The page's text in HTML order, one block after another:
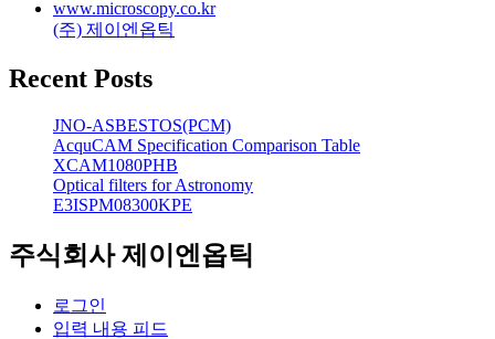
www.microscopy.co.kr
(주) 제이엔옵틱
Recent Posts
JNO-ASBESTOS(PCM)
AcquCAM Specification Comparison Table
XCAM1080PHB
Optical filters for Astronomy
E3ISPM08300KPE
주식회사 제이엔옵틱
로그인
입력 내용 피드